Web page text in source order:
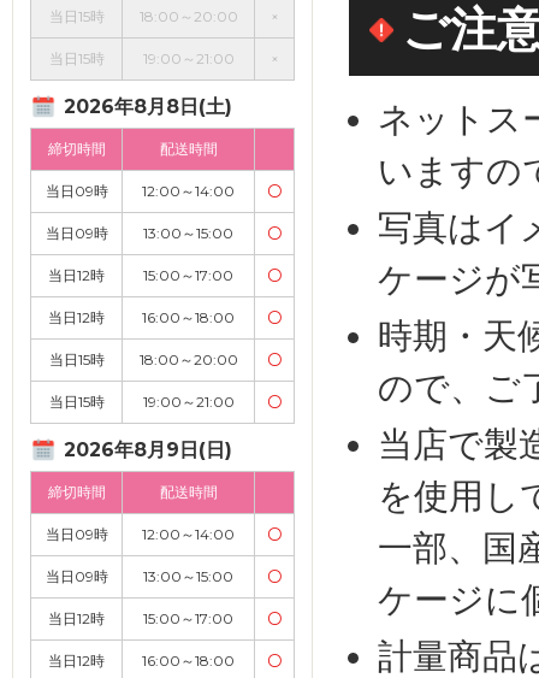
当日15時 18:00～20:00 ×
当日15時 19:00～21:00 ×
2026年8月8日(土)
締切時間 配送時間
当日09時 12:00～14:00 〇
当日09時 13:00～15:00 〇
当日12時 15:00～17:00 〇
当日12時 16:00～18:00 〇
当日15時 18:00～20:00 〇
当日15時 19:00～21:00 〇
2026年8月9日(日)
締切時間 配送時間
当日09時 12:00～14:00 〇
当日09時 13:00～15:00 〇
当日12時 15:00～17:00 〇
当日12時 16:00～18:00 〇
ご注
ネットス
いますの
写真はイ
ケージが
時期・天
ので、ご
当店で製
を使用し
一部、国
ケージに
計量商品